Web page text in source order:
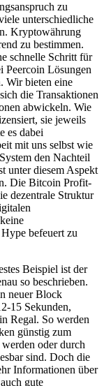
zu
unterschiedliche
Kryptowährung
zu bestimmen.
schnelle Schritt für
Peercoin Lösungen
Wir bieten eine
die Transaktionen
abwickeln. Wie
sie jeweils
es dabei
mit uns selbst wie
den Nachteil
unter diesem Aspekt
Die Bitcoin Profit-
dezentrale Struktur
befeuert zu
Beispiel ist der
so beschrieben.
neuer Block
15 Sekunden,
Regal. So werden
günstig zum
oder durch
sind. Doch die
Informationen über
gute